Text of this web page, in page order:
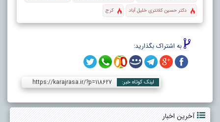
دکتر حسین کلانتری خلیل آباد
کرج
به اشتراک بگذارید:
لینک کوتاه خبر: https://karajrasa.ir/?p=118627
آخرین اخبار